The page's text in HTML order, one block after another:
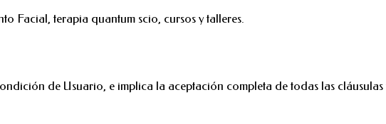
Facial, terapia quantum scio, cursos y talleres.
de Usuario, e implica la aceptación completa de todas las